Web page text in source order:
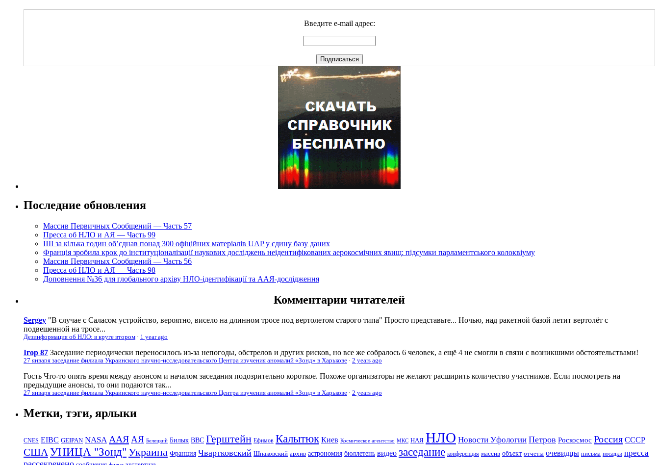
Введите e-mail адрес:
Последние обновления
Массив Первичных Сообщений — Часть 57
Пресса об НЛО и АЯ — Часть 99
ШІ за кілька годин об’єднав понад 300 офіційних матеріалів UAP у єдину базу даних
Франція зробила крок до інституціоналізації наукових досліджень неідентифікованих аерокосмічних явищ: підсумки парламентського колоквіуму
Массив Первичных Сообщений — Часть 56
Пресса об НЛО и АЯ — Часть 98
Доповнення №36 для глобального архіву НЛО-ідентифікації та ААЯ-дослідження
Комментарии читателей
Sergey "В случае с Саласом устройство, вероятно, висело на длинном тросе под вертолетом старого типа" Просто представьте... Ночью, над ракетной базой летит вертолёт с
подвешенной на тросе...
Дезинформация об НЛО: в круге втором · 1 year ago
Ігор 87 Заседание периодически переносилось из-за непогоды, обстрелов и других рисков, но все же собралось 6 человек, а ещё 4 не смогли в связи с возникшими обстоятельствами!
27 января заседание филиала Украинского научно-исследовательского Центра изучения аномалий «Зонд» в Харькове · 2 years ago
Гость Что-то опять время между анонсом и началом заседания подозрительно короткое. Похоже организаторы не желают расширить количество участников. Если посмотреть на
предыдущие анонсы, то они подаются так...
27 января заседание филиала Украинского научно-исследовательского Центра изучения аномалий «Зонд» в Харькове · 2 years ago
Метки, тэги, ярлыки
CNES EIBC GEIPAN NASA ААЯАЯ Белецкий Билык ВВС Герштейн Ефимов Калытюк Киев Космическое агентство МКС НАЯ НЛО Новости Уфологии Петров Роскосмос Россия СССР
США УНИЦА "Зонд" Украина Франция Чвартковский Шпаковский архив астрономия бюллетень видео заседание конференция массив объект отчеты очевидцы письма посадки пресса